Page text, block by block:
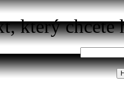
který chcete